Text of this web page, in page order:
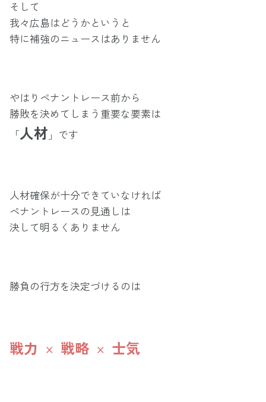
そして
我々広島はどうかというと
特に補強のニュースはありません
やはりペナントレース前から
勝敗を決めてしまう重要な要素は
「人材 」です
人材確保が十分できていなければ
ペナントレースの見通しは
決して明るくありません
勝負の行方を決定づけるのは
戦力 × 戦略 × 士気